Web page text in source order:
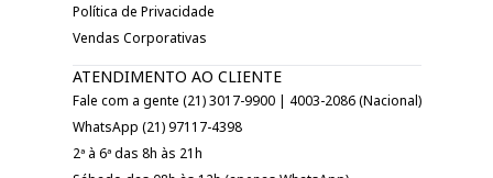
Política de Privacidade
Vendas Corporativas
ATENDIMENTO AO CLIENTE
Fale com a gente (21) 3017-9900 | 4003-2086 (Nacional)
WhatsApp (21) 97117-4398
2ª à 6ª das 8h às 21h